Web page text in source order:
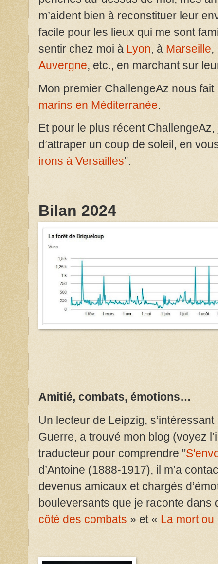
m’aident bien à reconstituer leur
facile pour les lieux qui me sont
sentir chez moi à Lyon, à Marseille,
Auvergne, etc., en marchant sur
Mon premier ChallengeAz nous
marins en Méditerranée.
Et pour le plus récent
d’attraper un coup de soleil, en
irons à Versailles".
Bilan 2024
Amitié, combats, émotions…
Un lecteur de Leipzig,
Guerre, a trouvé mon blog (voyez
traducteur pour comprendre "
d’Antoine (1888-1917), il m’a
devenus amicaux et chargés
bouleversants que je raconte
côté des combats » et « La mort ou